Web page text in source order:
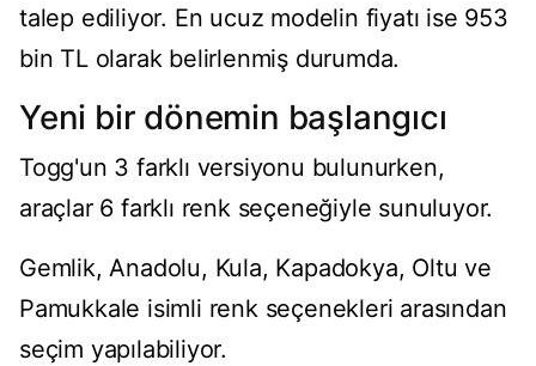
talep ediliyor. En ucuz modelin fiyatı ise 953
bin TL olarak belirlenmiş durumda.
Yeni bir dönemin başlangıcı
Togg'un 3 farklı versiyonu bulunurken,
araçlar 6 farklı renk seçeneğiyle sunuluyor.
Gemlik, Anadolu, Kula, Kapadokya, Oltu ve
Pamukkale isimli renk seçenekleri arasından
seçim yapılabiliyor.